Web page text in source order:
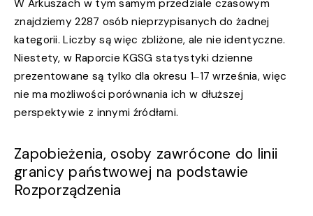
W Arkuszach w tym samym przedziale czasowym
znajdziemy 2287 osób nieprzypisanych do żadnej
kategorii. Liczby są więc zbliżone, ale nie identyczne.
Niestety, w Raporcie KGSG statystyki dzienne
prezentowane są tylko dla okresu 1‒17 września, więc
nie ma możliwości porównania ich w dłuższej
perspektywie z innymi źródłami.
Zapobieżenia, osoby zawrócone do linii
granicy państwowej na podstawie
Rozporządzenia